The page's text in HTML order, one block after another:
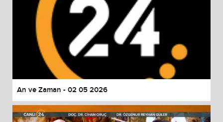
An ve Zaman - 02 05 2026